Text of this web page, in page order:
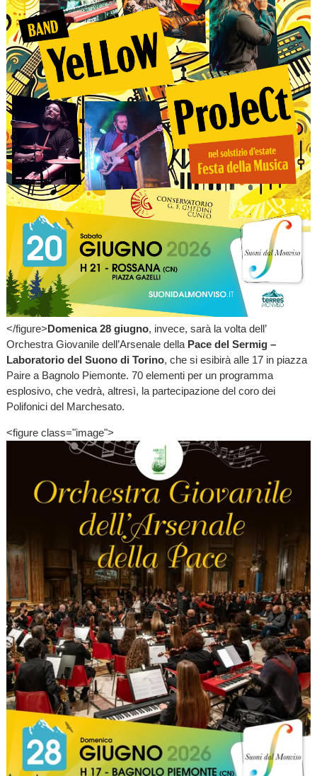
</figure>Domenica 28 giugno, invece, sarà la volta dell’
Orchestra Giovanile dell’Arsenale della Pace del Sermig –
Laboratorio del Suono di Torino, che si esibirà alle 17 in piazza
Paire a Bagnolo Piemonte. 70 elementi per un programma
esplosivo, che vedrà, altresì, la partecipazione del coro dei
Polifonici del Marchesato.
<figure class="image">